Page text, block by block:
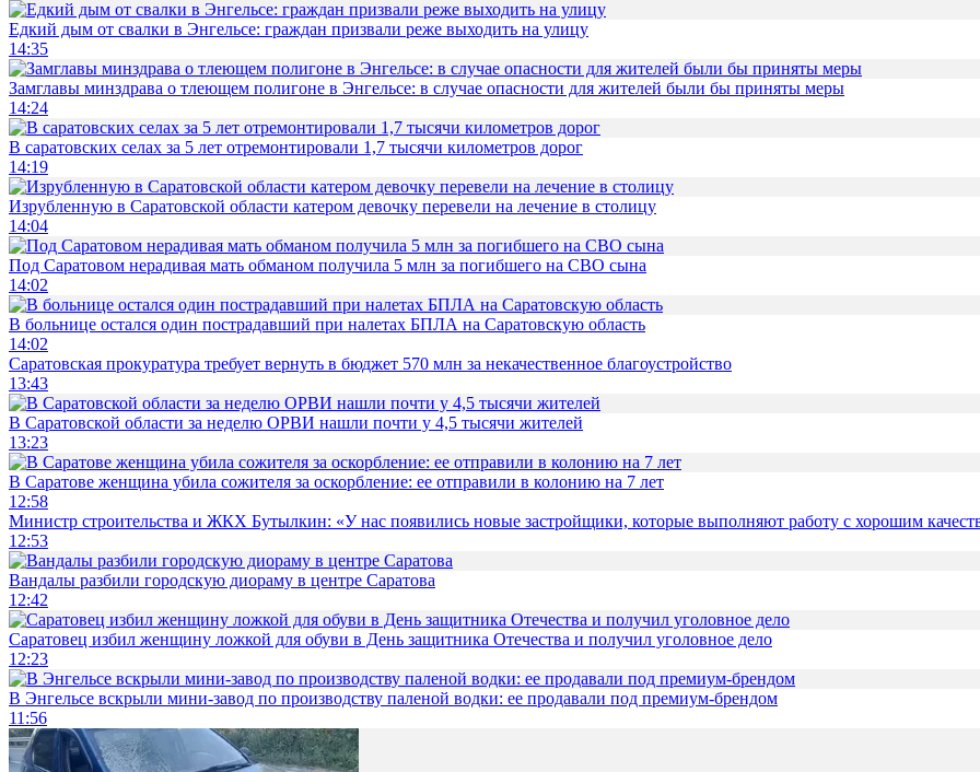
Едкий дым от свалки в Энгельсе: граждан призвали реже выходить на улицу
14:35
Замглавы минздрава о тлеющем полигоне в Энгельсе: в случае опасности для жителей были бы приняты меры
14:24
В саратовских селах за 5 лет отремонтировали 1,7 тысячи километров дорог
14:19
Изрубленную в Саратовской области катером девочку перевели на лечение в столицу
14:04
Под Саратовом нерадивая мать обманом получила 5 млн за погибшего на СВО сына
14:02
В больнице остался один пострадавший при налетах БПЛА на Саратовскую область
14:02
Саратовская прокуратура требует вернуть в бюджет 570 млн за некачественное благоустройство
13:43
В Саратовской области за неделю ОРВИ нашли почти у 4,5 тысячи жителей
13:23
В Саратове женщина убила сожителя за оскорбление: ее отправили в колонию на 7 лет
12:58
Министр строительства и ЖКХ Бутылкин: «У нас появились новые застройщики, которые выполняют работу с хорошим
12:53
Вандалы разбили городскую диораму в центре Саратова
12:42
Саратовец избил женщину ложкой для обуви в День защитника Отечества и получил уголовное дело
12:23
В Энгельсе вскрыли мини-завод по производству паленой водки: ее продавали под премиум-брендом
11:56